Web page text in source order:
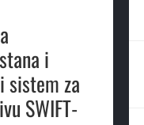
i
sistem za
SWIFT-